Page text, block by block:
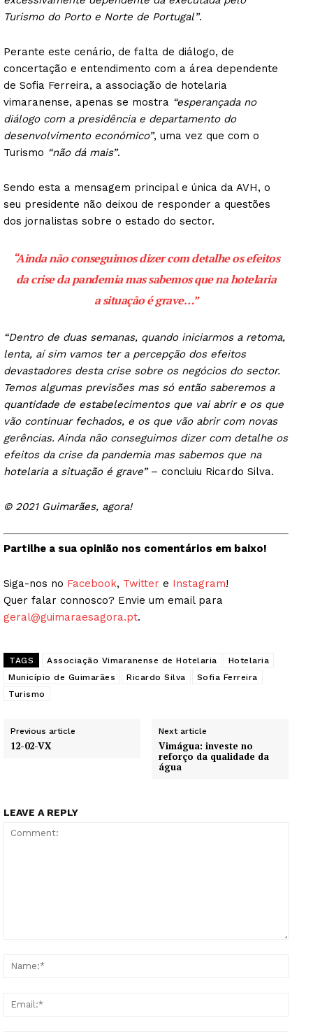
Turismo do Porto e Norte de Portugal”.
Perante este cenário, de falta de diálogo, de
concertação e entendimento com a área dependente
de Sofia Ferreira, a associação de hotelaria
vimaranense, apenas se mostra “esperançada no
diálogo com a presidência e departamento do
desenvolvimento económico”, uma vez que com o
Turismo “não dá mais”.
Sendo esta a mensagem principal e única da AVH, o
seu presidente não deixou de responder a questões
dos jornalistas sobre o estado do sector.
“Ainda não conseguimos dizer com detalhe os efeitos
da crise da pandemia mas sabemos que na hotelaria
a situação é grave…”
“Dentro de duas semanas, quando iniciarmos a retoma,
lenta, aí sim vamos ter a percepção dos efeitos
devastadores desta crise sobre os negócios do sector.
Temos algumas previsões mas só então saberemos a
quantidade de estabelecimentos que vai abrir e os que
vão continuar fechados, e os que vão abrir com novas
gerências. Ainda não conseguimos dizer com detalhe os
efeitos da crise da pandemia mas sabemos que na
hotelaria a situação é grave”– concluiu Ricardo Silva.
© 2021 Guimarães, agora!
Partilhe a sua opinião nos comentários em baixo!
Siga-nos no Facebook, Twitter e Instagram!
Quer falar connosco? Envie um email para
geral@guimaraesagora.pt.
TAGS Associação Vimaranense de Hotelaria
Hotelaria
Município de Guimarães
Ricardo Silva
Sofia Ferreira
Turismo
Previous article
12-02-VX
Next article
Vimágua: investe no
reforço da qualidade da
água
LEAVE A REPLY